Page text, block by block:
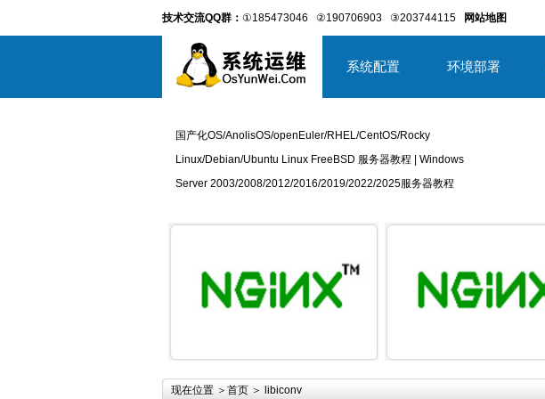
技术交流QQ群： ①185473046 ②190706903 ③203744115 网站地图
系统配置 环境部署
国产化OS/AnolisOS/openEuler/RHEL/CentOS/Rocky
Linux/Debian/Ubuntu Linux FreeBSD 服务器教程 | Windows
Server 2003/2008/2012/2016/2019/2022/2025服务器教程
现在位置 ＞ 首页 ＞ libiconv